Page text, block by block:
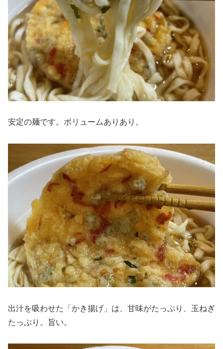
安定の麺です。ボリュームありあり。
出汁を吸わせた「かき揚げ」は、甘味がたっぷり、玉ねぎ
たっぷり。旨い。